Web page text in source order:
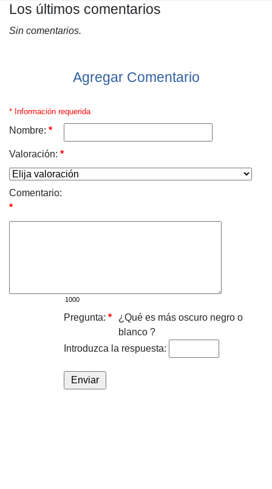
Los últimos comentarios
Sin comentarios.
Agregar Comentario
* Información requerida
Nombre: *
Valoración: *
Comentario:
*
Pregunta: *
¿Qué es más oscuro negro o
blanco ?
Introduzca la respuesta: